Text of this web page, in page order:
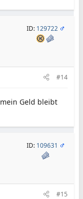
ID: 129722
#14
Geld bleibt
ID: 109631
#15